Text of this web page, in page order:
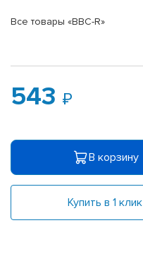
Все товары «BBC-R»
543
В корзину
Купить в 1 клик